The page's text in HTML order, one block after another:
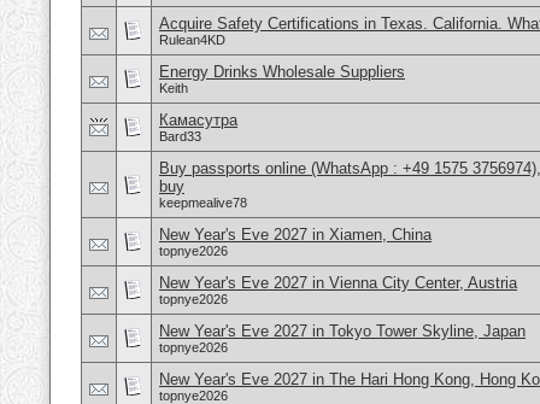
Acquire Safety Certifications in Texas. California.
Rulean4KD
Energy Drinks Wholesale Suppliers
Keith
Камасутра
Bard33
Buy passports online (WhatsApp : +49 1575
buy
keepmealive78
New Year's Eve 2027 in Xiamen, China
topnye2026
New Year's Eve 2027 in Vienna City Center, Austria
topnye2026
New Year's Eve 2027 in Tokyo Tower Skyline, Japan
topnye2026
New Year's Eve 2027 in The Hari Hong Kong, Hong
topnye2026